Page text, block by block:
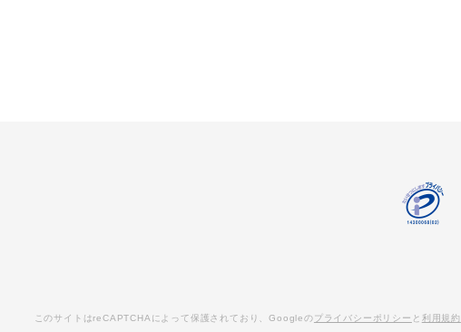
このサイトはreCAPTCHAによって保護されており、Googleのプライバシーポリシー と 利用規約